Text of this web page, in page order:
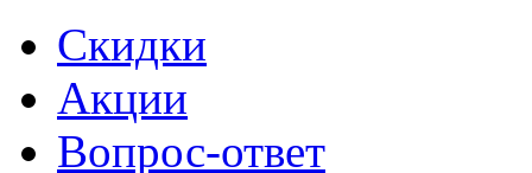
Скидки
Акции
Вопрос-ответ